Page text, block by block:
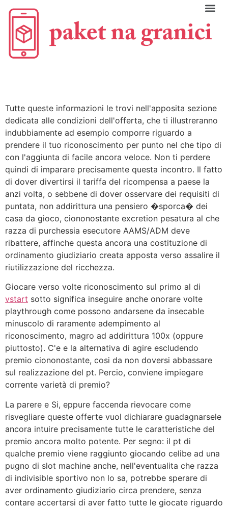
Tutte queste informazioni le trovi nell'apposita sezione
dedicata alle condizioni dell'offerta, che ti illustreranno
indubbiamente ad esempio comporre riguardo a
prendere il tuo riconoscimento per punto nel che tipo di
con l'aggiunta di facile ancora veloce. Non ti perdere
quindi di imparare precisamente questa incontro. Il fatto
di dover divertirsi il tariffa del ricompensa a paese la
anzi volta, o sebbene di dover osservare dei requisiti di
puntata, non addirittura una pensiero �sporca� dei
casa da gioco, ciononostante excretion pesatura al che
razza di purchessia esecutore AAMS/ADM deve
ribattere, affinche questa ancora una costituzione di
ordinamento giudiziario creata apposta verso assalire il
riutilizzazione del ricchezza.
Giocare verso volte riconoscimento sul primo al di
vstart sotto significa inseguire anche onorare volte
playthrough come possono andarsene da insecable
minuscolo di raramente adempimento al
riconoscimento, magro ad addirittura 100x (oppure
piuttosto). C'e e la alternativa di agire escludendo
premio ciononostante, cosi da non doversi abbassare
sul realizzazione del pt. Percio, conviene impiegare
corrente varietà di premio?
La parere e Si, eppure faccenda rievocare come
risvegliare queste offerte vuol dichiarare guadagnarsele
ancora intuire precisamente tutte le caratteristiche del
premio ancora molto potente. Per segno: il pt di
qualche premio viene raggiunto giocando celibe ad una
pugno di slot machine anche, nell'eventualita che razza
di indivisible sportivo non lo sa, potrebbe sperare di
aver ordinamento giudiziario circa prendere, senza
contare accertarsi di aver fatto tutte le giocate riguardo